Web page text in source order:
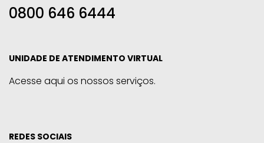
0800 646 6444
UNIDADE DE ATENDIMENTO VIRTUAL
Acesse aqui os nossos serviços.
REDES SOCIAIS